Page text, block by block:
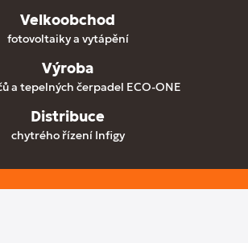
Velkoobchod
fotovoltaiky a vytápění
Výroba
a tepelných čerpadel ECO-ONE
Distribuce
chytrého řízení Infigy